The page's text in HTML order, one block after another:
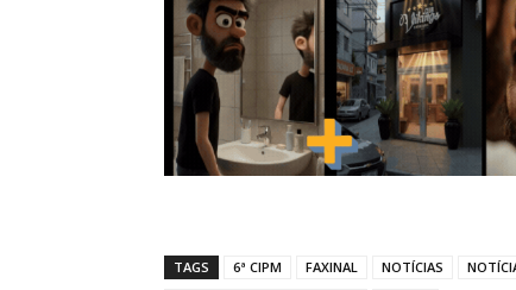
TAGS 6ª CIPM FAXINAL NOTÍCIAS